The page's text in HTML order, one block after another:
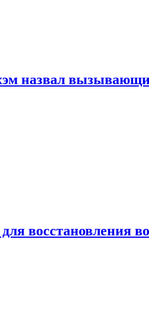
назвал
восстановления